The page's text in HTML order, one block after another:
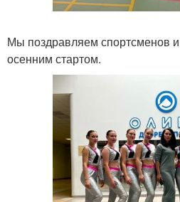
Мы поздравляем спортсменов
осенним стартом.